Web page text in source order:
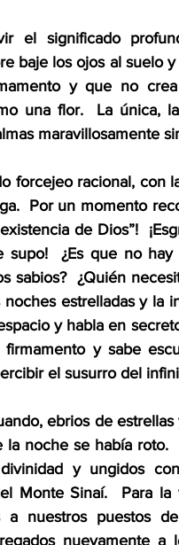
el significado
baje los ojos al suelo
y que no
una flor.  La única,
maravillosamente
forcejeo racional, con
Por un momento
de Dios”!
¿Es que no
sabios?  ¿Quién
estrelladas y la
y habla en
y sabe
el susurro del
ebrios de
la noche se había roto.
y ungidos
Monte Sinaí.  Para
a nuestros puestos
nuevamente